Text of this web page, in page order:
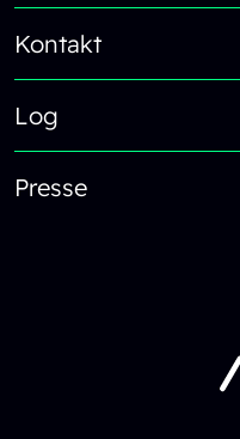
Kontakt
Log
Presse